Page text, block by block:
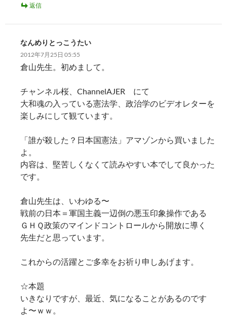
返信
なんめりとっこうたい
2012年7月25日 05:55
倉山先生。初めまして。
チャンネル桜、ChannelAJER にて
大和魂の入っている憲法学、政治学のビデオレターを
楽しみにして観ています。
「誰が殺した？日本国憲法」アマゾンから買いました
よ。
内容は、堅苦しくなくて読みやすい本でして良かった
です。
倉山先生は、いわゆる〜
戦前の日本＝軍国主義一辺倒の悪玉印象操作である
ＧＨＱ政策のマインドコントロールから開放に導く
先生だと思っています。
これからの活躍とご多幸をお祈り申しあげます。
☆本題
いきなりですが、最近、気になることがあるのです
よ〜ｗｗ。